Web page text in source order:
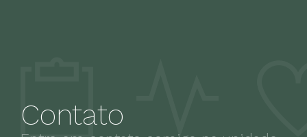
Contato